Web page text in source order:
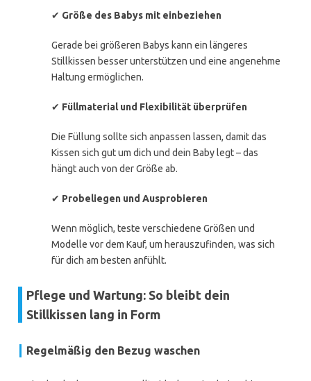
✔ Größe des Babys mit einbeziehen
Gerade bei größeren Babys kann ein längeres
Stillkissen besser unterstützen und eine angenehme
Haltung ermöglichen.
✔ Füllmaterial und Flexibilität überprüfen
Die Füllung sollte sich anpassen lassen, damit das
Kissen sich gut um dich und dein Baby legt – das
hängt auch von der Größe ab.
✔ Probeliegen und Ausprobieren
Wenn möglich, teste verschiedene Größen und
Modelle vor dem Kauf, um herauszufinden, was sich
für dich am besten anfühlt.
Pflege und Wartung: So bleibt dein
Stillkissen lang in Form
Regelmäßig den Bezug waschen